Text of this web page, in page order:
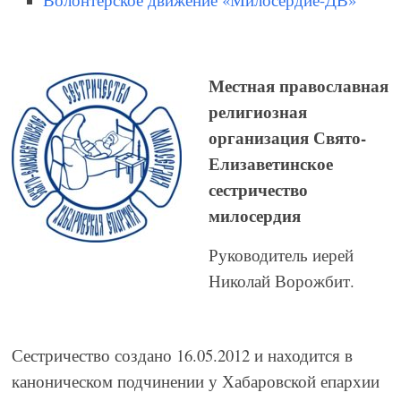
Местная православная
религиозная
организация Свято-
Елизаветинское
сестричество
милосердия
Руководитель иерей
Николай Ворожбит.
Сестричество создано 16.05.2012 и находится в
каноническом подчинении у Хабаровской епархии